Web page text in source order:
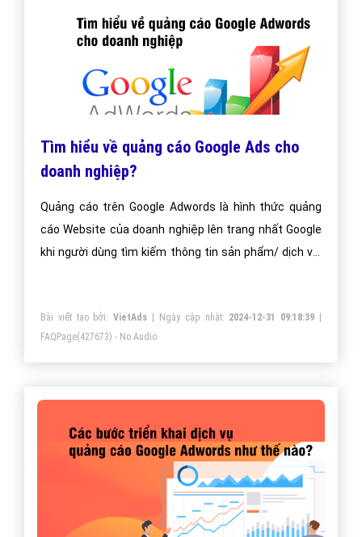
Tìm hiểu về quảng cáo Google Ads cho
doanh nghiệp?
Quảng cáo trên Google Adwords là hình thức quảng
cáo Website của doanh nghiệp lên trang nhất Google
khi người dùng tìm kiếm thông tin sản phẩm/ dịch vụ.
cáo của mình!
Bài viết tạo bởi:VietAds | Ngày cập nhật: 2024-12-31 09:18:39 |
FAQPage(427673) - No Audio